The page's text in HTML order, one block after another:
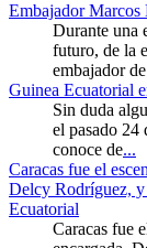
Embajador Marcos
Durante una
futuro, de la
embajador
Guinea Ecuatorial
Sin duda
el pasado 24
conoce de...
Caracas fue el
Delcy Rodríguez, y
Ecuatorial
Caracas fue